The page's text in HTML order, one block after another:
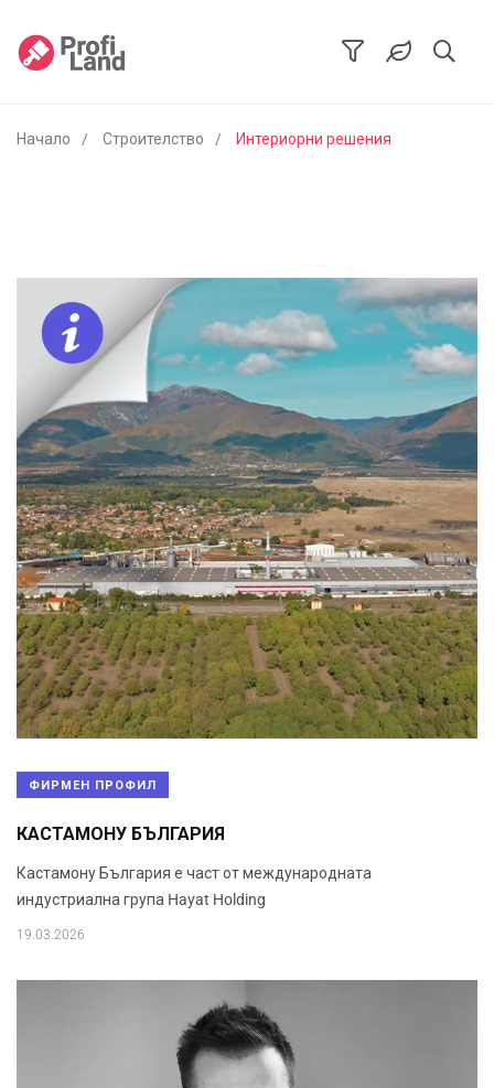
Начало Строителство Интериорни решения
ФИРМЕН ПРОФИЛ
КАСТАМОНУ БЪЛГАРИЯ
Кастамону България е част от международната
индустриална група Hayat Holding
19.03.2026